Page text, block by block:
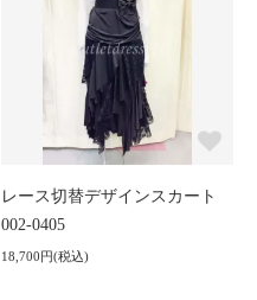
レース切替デザインスカート
002-0405
18,700円(税込)